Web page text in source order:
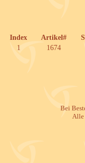
Index Artikel#
1
1674
Bei
Alle